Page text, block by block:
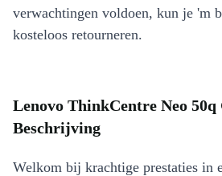
verwachtingen voldoen, kun je 'm
kosteloos retourneren.
Lenovo ThinkCentre Neo 50q
Beschrijving
Welkom bij krachtige prestaties in